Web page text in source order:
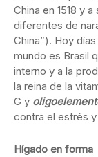
China en 1518 y
diferentes de
China”). Hoy
mundo es Brasil
interno y a la
la reina de la
G y
contra el estrés
Hígado en forma